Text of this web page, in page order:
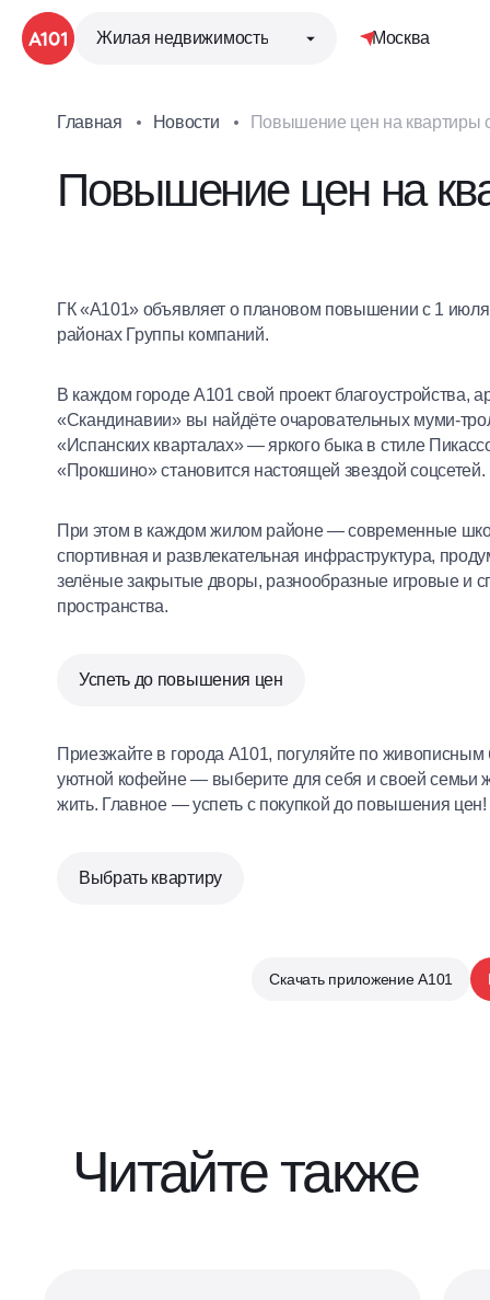
Жилая недвижимость Москва
Главная Новости Повышение цен на квартиры
Повышение цен на
ГК «А101» объявляет о плановом повышении с 1
районах Группы компаний.
В каждом городе А101 свой проект благоустройства,
«Скандинавии» вы найдёте очаровательных муми-
«Испанских кварталах» — яркого быка в стиле
«Прокшино» становится настоящей звездой соцсетей.
При этом в каждом жилом районе — современные
спортивная и развлекательная инфраструктура,
зелёные закрытые дворы, разнообразные игровые и
пространства.
Успеть до повышения цен
Приезжайте в города А101, погуляйте по
уютной кофейне — выберите для себя и своей семьи
жить. Главное — успеть с покупкой до повышения цен!
Выбрать квартиру
Скачать приложение А101
Читайте также